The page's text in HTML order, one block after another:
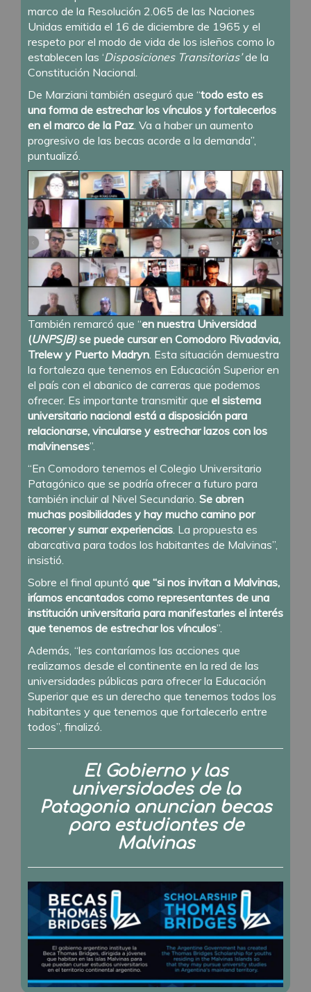
marco de la Resolución 2.065 de las Naciones
Unidas emitida el 16 de diciembre de 1965 y el
respeto por el modo de vida de los isleños como lo
establecen las ‘Disposiciones Transitorias’de la
Constitución Nacional.
De Marziani también aseguró que “todo esto es
una forma de estrechar los vínculos y fortalecerlos
en el marco de la Paz. Va a haber un aumento
progresivo de las becas acorde a la demanda”,
puntualizó.
También remarcó que “en nuestra Universidad
(UNPSJB)se puede cursar en Comodoro Rivadavia,
Trelew y Puerto Madryn . Esta situación demuestra
la fortaleza que tenemos en Educación Superior en
el país con el abanico de carreras que podemos
ofrecer. Es importante transmitir que el sistema
universitario nacional está a disposición para
relacionarse, vincularse y estrechar lazos con los
malvinenses”.
“En Comodoro tenemos el Colegio Universitario
Patagónico que se podría ofrecer a futuro para
también incluir al Nivel Secundario. Se abren
muchas posibilidades y hay mucho camino por
recorrer y sumar experiencias . La propuesta es
abarcativa para todos los habitantes de Malvinas”,
insistió.
Sobre el final apuntó que “si nos invitan a Malvinas,
iríamos encantados como representantes de una
institución universitaria para manifestarles el interés
que tenemos de estrechar los vínculos”.
Además, “les contaríamos las acciones que
realizamos desde el continente en la red de las
universidades públicas para ofrecer la Educación
Superior que es un derecho que tenemos todos los
habitantes y que tenemos que fortalecerlo entre
todos”, finalizó.
El Gobierno y las
universidades de la
Patagonia anuncian becas
para estudiantes de
Malvinas